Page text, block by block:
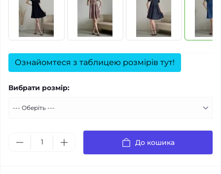
Ознайомтеся з таблицею розмірів тут!
Вибрати розмір:
До кошика